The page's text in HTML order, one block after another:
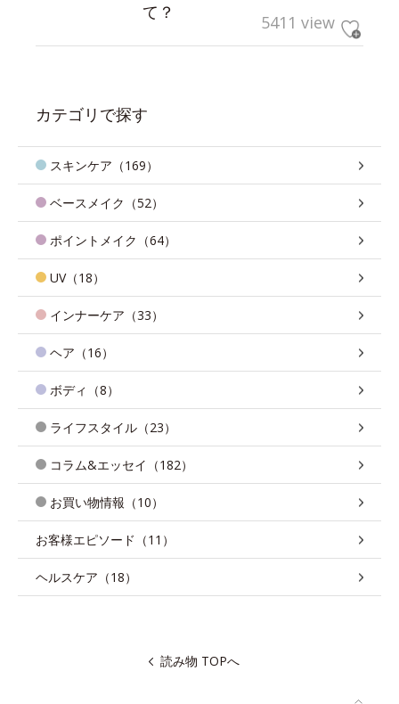
て？
5411 view
カテゴリで探す
スキンケア（169）
ベースメイク（52）
ポイントメイク（64）
UV（18）
インナーケア（33）
ヘア（16）
ボディ（8）
ライフスタイル（23）
コラム&エッセイ（182）
お買い物情報（10）
お客様エピソード（11）
ヘルスケア（18）
読み物 TOPへ